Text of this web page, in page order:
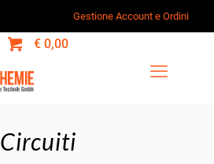
Gestione Account e Ordini
0
€ 0,00
Circuiti